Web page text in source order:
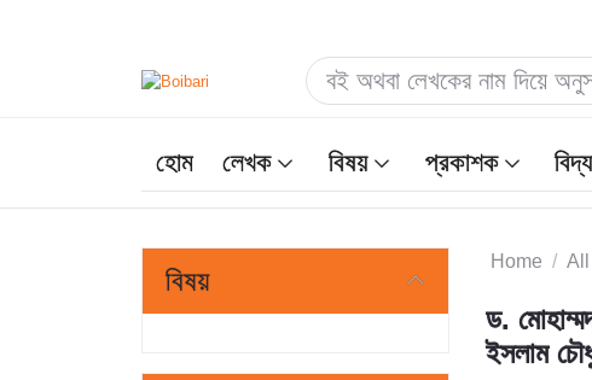
হোম লেখক বিষয় প্রকাশক
বিষয়
Home All
ড.
ইসলাম